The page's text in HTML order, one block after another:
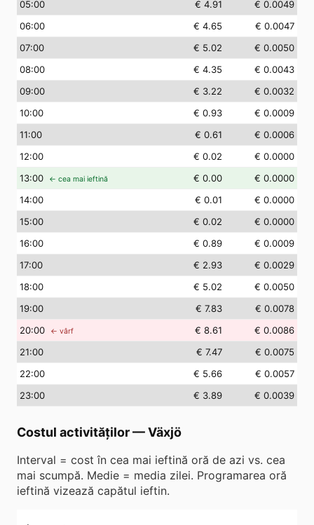
05:00 € 4.91
€ 0.0049
06:00 € 4.65
€ 0.0047
07:00 € 5.02
€ 0.0050
08:00 € 4.35
€ 0.0043
09:00 € 3.22
€ 0.0032
10:00 € 0.93
€ 0.0009
11:00 € 0.61
€ 0.0006
12:00 € 0.02
€ 0.0000
13:00 ← cea mai ieftină € 0.00
€ 0.0000
14:00 € 0.01
€ 0.0000
15:00 € 0.02
€ 0.0000
16:00 € 0.89
€ 0.0009
17:00 € 2.93
€ 0.0029
18:00 € 5.02
€ 0.0050
19:00 € 7.83
€ 0.0078
20:00 ← vârf € 8.61
€ 0.0086
21:00 € 7.47
€ 0.0075
22:00 € 5.66
€ 0.0057
23:00 € 3.89 € 0.0039
Costul activităților—Växjö
Interval = cost în cea mai ieftină oră de azi vs. cea
mai scumpă. Medie = media zilei. Programarea oră
ieftină vizează capătul ieftin.